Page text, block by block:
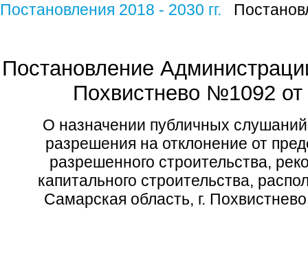
Постановления 2018 - 2030 гг.
Постановление
Похвистнево №1092 от
О назначении публичных
разрешения на отклонение от
разрешенного строительства,
капитального строительства,
Самарская область, г.